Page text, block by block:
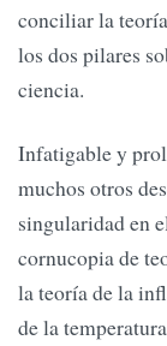
conciliar la
los dos pilares
ciencia.
Infatigable y
muchos otros
singularidad en
cornucopia de
la teoría de la
de la